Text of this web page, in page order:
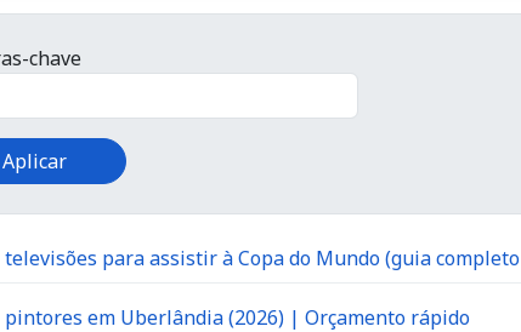
chave
para assistir à Copa do Mundo (guia
em Uberlândia (2026) | Orçamento rápido